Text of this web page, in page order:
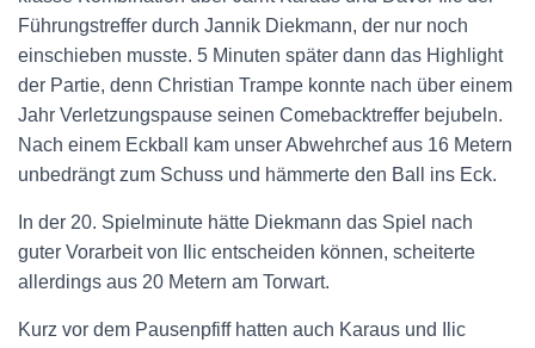
Führungstreffer durch Jannik Diekmann, der nur noch
einschieben musste. 5 Minuten später dann das Highlight
der Partie, denn Christian Trampe konnte nach über einem
Jahr Verletzungspause seinen Comebacktreffer bejubeln.
Nach einem Eckball kam unser Abwehrchef aus 16 Metern
unbedrängt zum Schuss und hämmerte den Ball ins Eck.
In der 20. Spielminute hätte Diekmann das Spiel nach
guter Vorarbeit von Ilic entscheiden können, scheiterte
allerdings aus 20 Metern am Torwart.
Kurz vor dem Pausenpfiff hatten auch Karaus und Ilic